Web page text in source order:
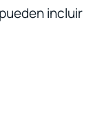
incluir